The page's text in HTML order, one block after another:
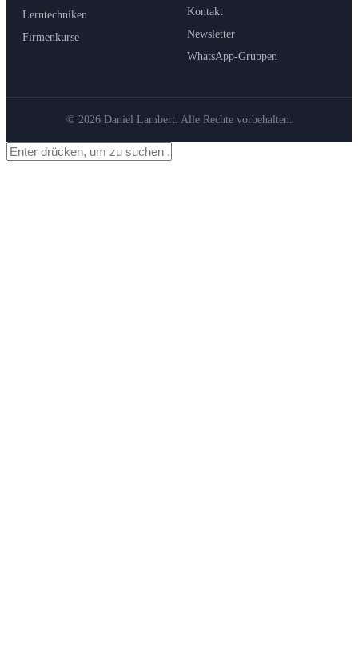
Lerntechniken
Firmenkurse
Kontakt
Newsletter
WhatsApp-Gruppen
© 2026 Daniel Lambert. Alle Rechte vorbehalten.